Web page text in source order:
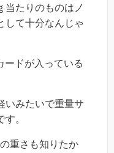
当たりのものはノ
して十分なんじゃ
ードが入っている
いみたいで重量サ
。
重さも知りたか